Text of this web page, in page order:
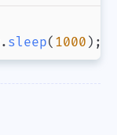
. sleep( 1000 ) ;